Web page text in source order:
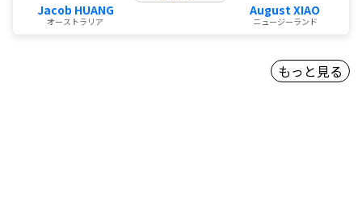
Jacob HUANG
オーストラリア
August XIAO
ニュージーランド
もっと見る